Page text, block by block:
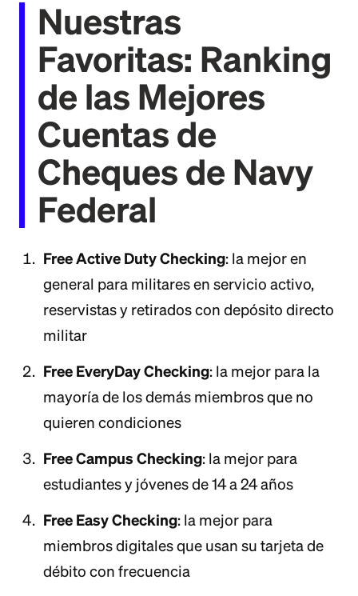
Nuestras
Favoritas: Ranking
de las Mejores
Cuentas de
Cheques de Navy
Federal
Free Active Duty Checking: la mejor en
general para militares en servicio activo,
reservistas y retirados con depósito directo
militar
Free EveryDay Checking: la mejor para la
mayoría de los demás miembros que no
quieren condiciones
Free Campus Checking: la mejor para
estudiantes y jóvenes de 14 a 24 años
Free Easy Checking: la mejor para
miembros digitales que usan su tarjeta de
débito con frecuencia